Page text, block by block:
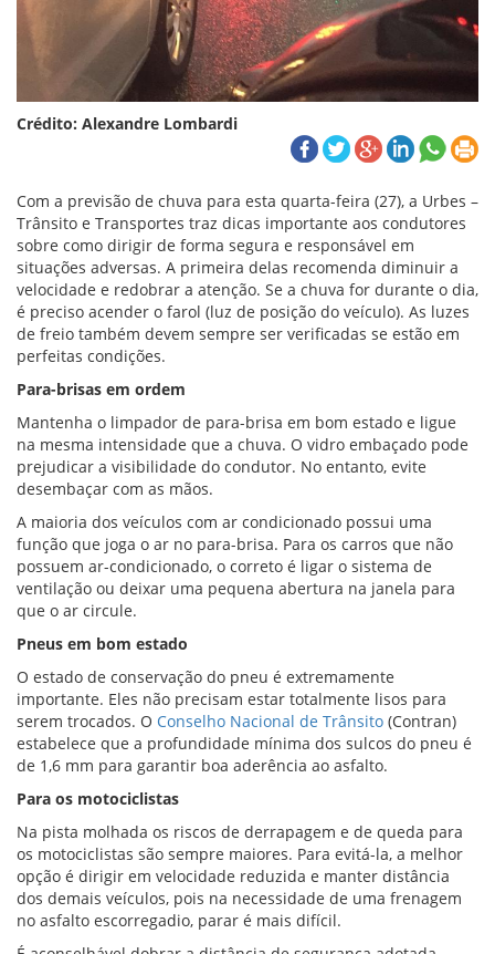
Crédito: Alexandre Lombardi
Com a previsão de chuva para esta quarta-feira (27), a Urbes –
Trânsito e Transportes traz dicas importante aos condutores
sobre como dirigir de forma segura e responsável em
situações adversas. A primeira delas recomenda diminuir a
velocidade e redobrar a atenção. Se a chuva for durante o dia,
é preciso acender o farol (luz de posição do veículo). As luzes
de freio também devem sempre ser verificadas se estão em
perfeitas condições.
Para-brisas em ordem
Mantenha o limpador de para-brisa em bom estado e ligue
na mesma intensidade que a chuva. O vidro embaçado pode
prejudicar a visibilidade do condutor. No entanto, evite
desembaçar com as mãos.
A maioria dos veículos com ar condicionado possui uma
função que joga o ar no para-brisa. Para os carros que não
possuem ar-condicionado, o correto é ligar o sistema de
ventilação ou deixar uma pequena abertura na janela para
que o ar circule.
Pneus em bom estado
O estado de conservação do pneu é extremamente
importante. Eles não precisam estar totalmente lisos para
serem trocados. O Conselho Nacional de Trânsito (Contran)
estabelece que a profundidade mínima dos sulcos do pneu é
de 1,6 mm para garantir boa aderência ao asfalto.
Para os motociclistas
Na pista molhada os riscos de derrapagem e de queda para
os motociclistas são sempre maiores. Para evitá-la, a melhor
opção é dirigir em velocidade reduzida e manter distância
dos demais veículos, pois na necessidade de uma frenagem
no asfalto escorregadio, parar é mais difícil.